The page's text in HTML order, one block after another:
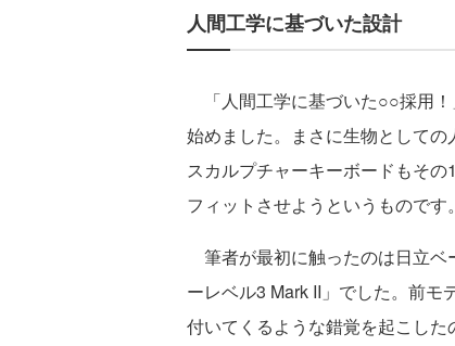
人間工学に基づいた設計
「人間工学に基づいた○○採用
始めました。まさに生物として
スカルプチャーキーボードもそ
フィットさせようというものです。
筆者が最初に触ったのは日立ベ
ーレベル3 Mark II」でした。前
付いてくるような錯覚を起こし